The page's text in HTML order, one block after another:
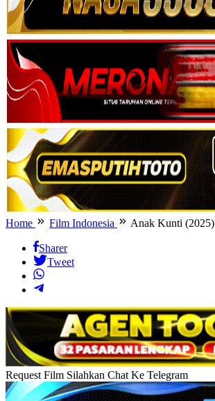
Home Film Indonesia Anak Kunti (2025)
Sharer
Tweet
Request Film Silahkan Chat Ke Telegram